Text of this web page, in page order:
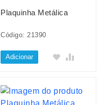
Plaquinha Metálica
Código: 21390
Adicionar